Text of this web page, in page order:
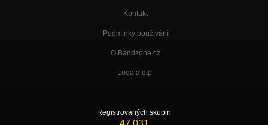
Kontakt
Podmínky používání
O Bandzone.cz
Loga a dtp.
Registrovaných skupin